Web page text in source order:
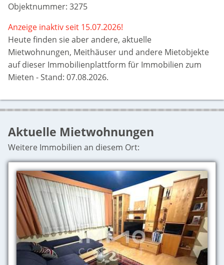
Objektnummer: 3275
Anzeige inaktiv seit 15.07.2026!
Heute finden sie aberandere, aktuelle
Mietwohnungen, Meithäuser und andere Mietobjekte
auf dieser Immobilienplattform für Immobilien zum
Mieten - Stand: 07.08.2026.
Aktuelle Mietwohnungen
Weitere Immobilien an diesem Ort: